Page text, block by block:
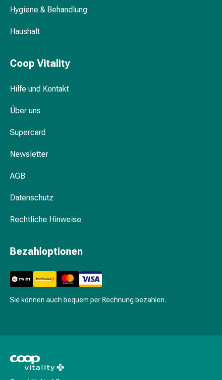
Peeling
Pflegemasken
Kosmetiktücher
Kosmetikbedarf
Für
Haare
Kuren
&
Kämme
Tönungen
Haarwasser
Shampoo
Hygiene & Behandlung
Haushalt
Coop Vitality
Hilfe und Kontakt
Über uns
Supercard
Newsletter
AGB
Datenschutz
Rechtliche Hinweise
Bezahloptionen
Sie können auch bequem per Rechnung bezahlen.